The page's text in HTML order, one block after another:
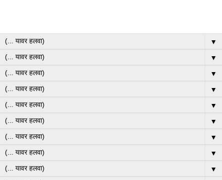
▼
▼
▼
▼
▼
▼
▼
▼
▼